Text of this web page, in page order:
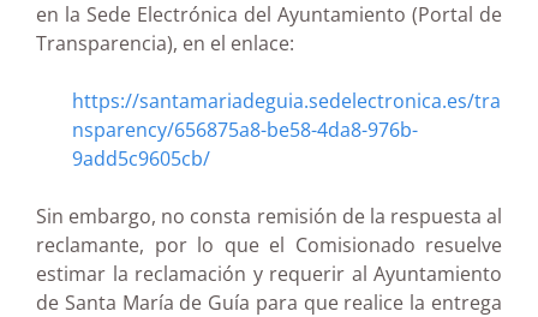
en la Sede Electrónica del Ayuntamiento (Portal de
Transparencia), en el enlace:
https://santamariadeguia.sedelectronica.es/tra
nsparency/656875a8-be58-4da8-976b-
9add5c9605cb/
Sin embargo, no consta remisión de la respuesta al
reclamante, por lo que el Comisionado resuelve
estimar la reclamación y requerir al Ayuntamiento
de Santa María de Guía para que realice la entrega